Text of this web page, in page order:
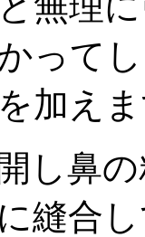
って
加え
し鼻
縫合